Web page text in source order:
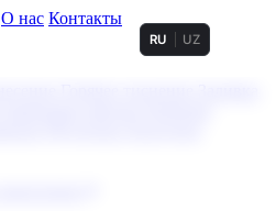
О нас Контакты
RU UZ